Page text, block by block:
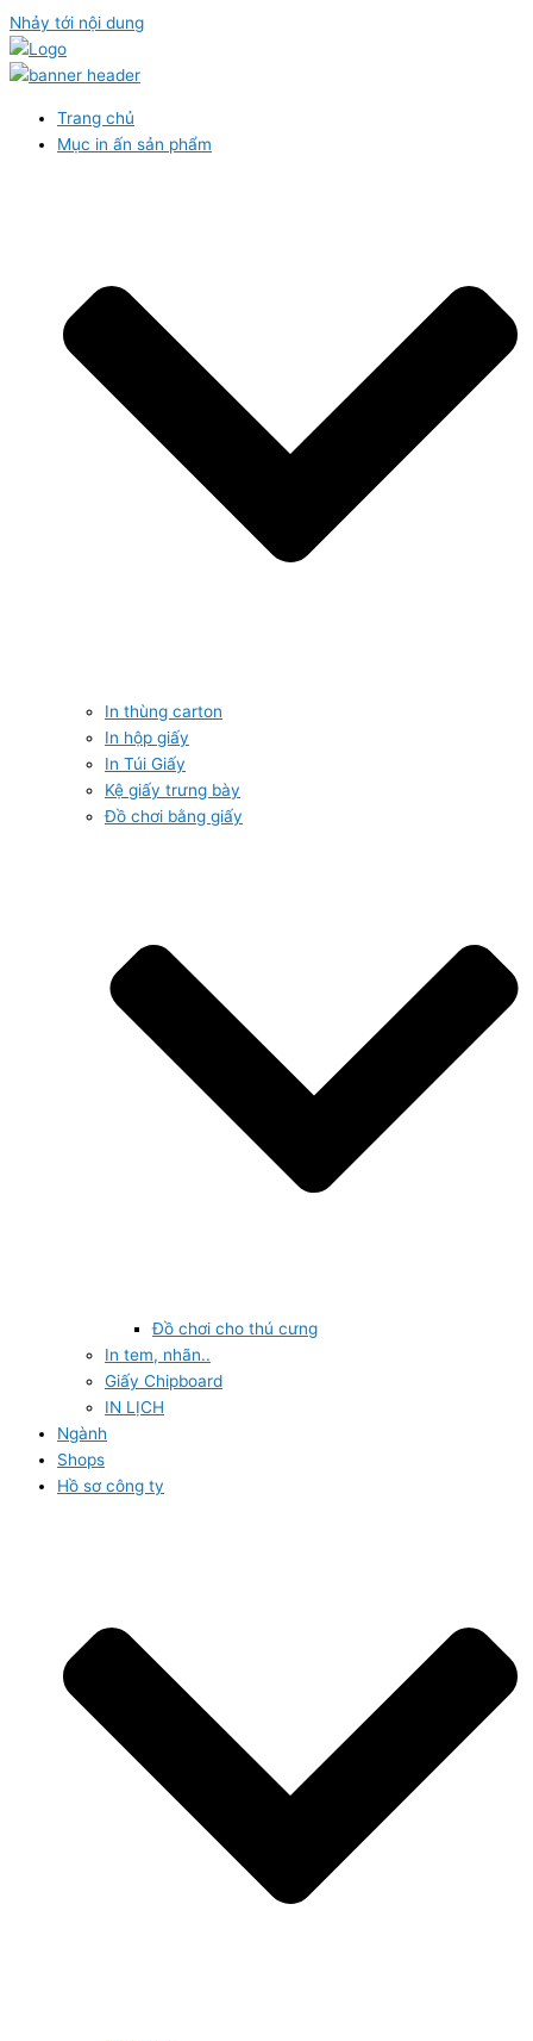
Nhảy tới nội dung
Trang chủ
Mục in ấn sản phẩm
In thùng carton
In hộp giấy
In Túi Giấy
Kệ giấy trưng bày
Đồ chơi bằng giấy
Đồ chơi cho thú cưng
In tem, nhãn..
Giấy Chipboard
IN LỊCH
Ngành
Shops
Hồ sơ công ty